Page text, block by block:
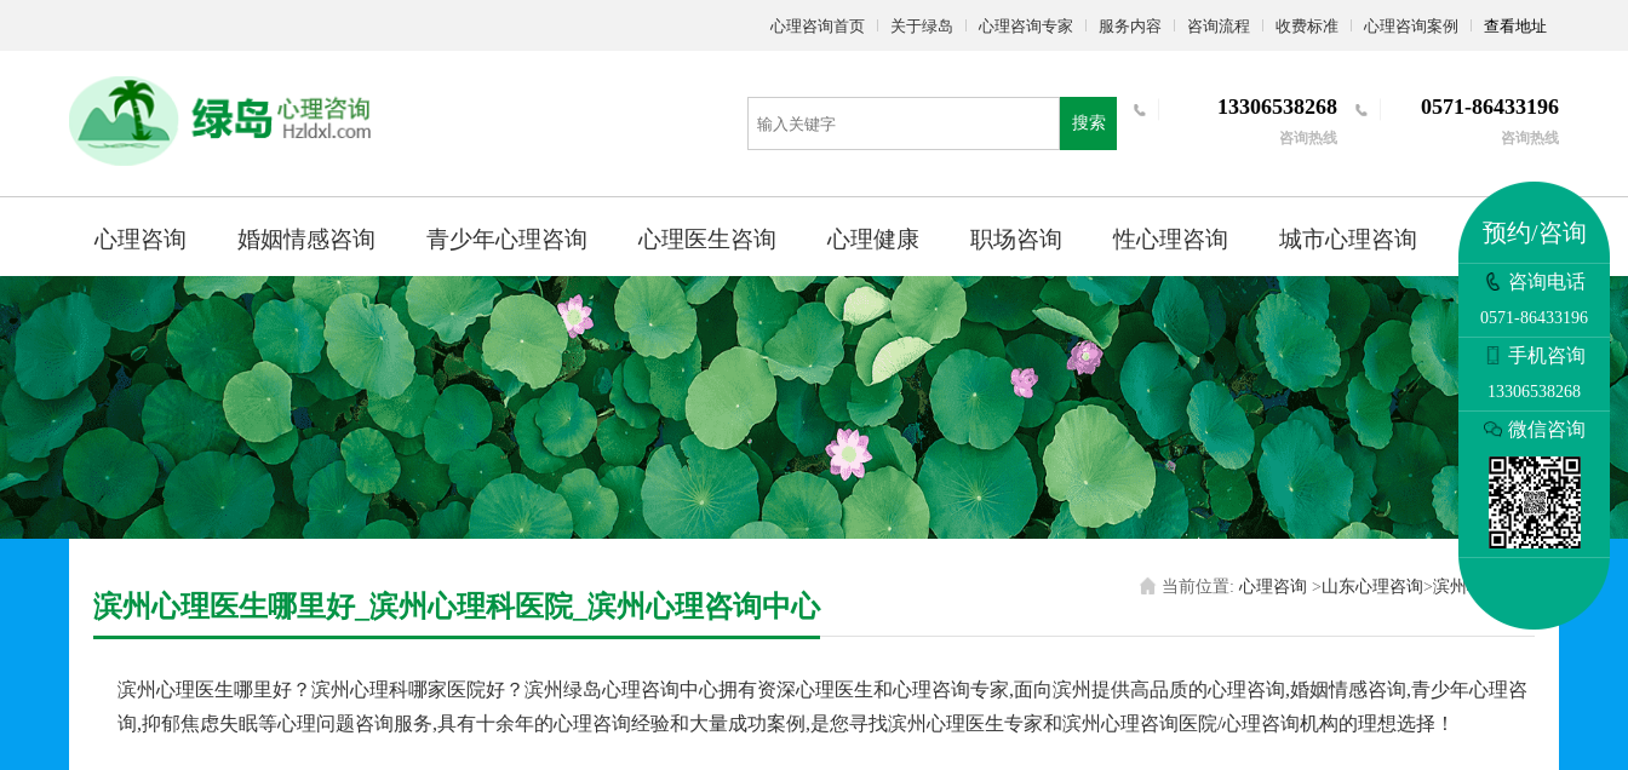
心理咨询首页 关于绿岛 心理咨询专家 服务内容 咨询流程 收费标准 心理咨询案例 查看地址
搜索
13306538268
咨询热线
0571-86433196
咨询热线
心理咨询 婚姻情感咨询 青少年心理咨询 心理医生咨询 心理健康 职场咨询 性心理咨询 城市心理咨询 更多
滨州心理医生哪里好_滨州心理科医院_滨州心理咨询中心
当前位置: 心理咨询 >山东心理咨询>滨州心理医生
滨州心理医生哪里好？滨州心理科哪家医院好？滨州绿岛心理咨询中心拥有资深心理医生和心理咨询专家,面向滨州提供高品质的心理咨询,婚姻情感咨询,青少年心理咨
询,抑郁焦虑失眠等心理问题咨询服务,具有十余年的心理咨询经验和大量成功案例,是您寻找滨州心理医生专家和滨州心理咨询医院/心理咨询机构的理想选择！
预约/咨询
咨询电话
0571-86433196
手机咨询
13306538268
微信咨询